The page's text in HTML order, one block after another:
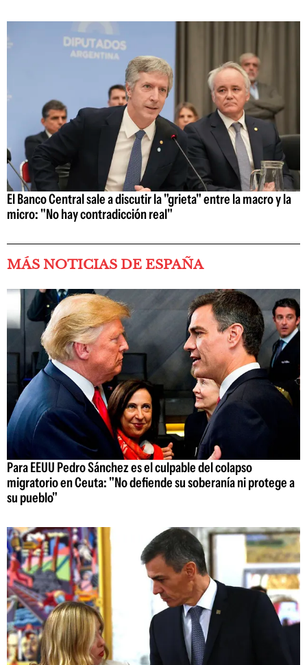
El Banco Central sale a discutir la "grieta" entre la macro y la
micro: "No hay contradicción real"
MÁS NOTICIAS DE ESPAÑA
Para EEUU Pedro Sánchez es el culpable del colapso
migratorio en Ceuta: "No defiende su soberanía ni protege a
su pueblo"